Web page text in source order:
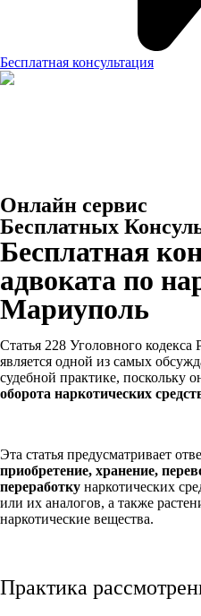
Бесплатная консультация
Онлайн сервис
Бесплатных
Бесплатная
адвоката по
Мариуполь
Статья 228 Уголовного
является одной из самых
судебной практике, поскольку
оборота наркотических
Эта статья предусматривает
приобретение, хранение,
переработку наркотических
или их аналогов, а также
наркотические вещества.
Практика